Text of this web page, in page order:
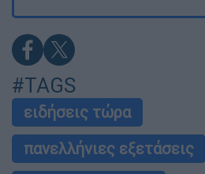
#TAGS
ειδήσεις τώρα
πανελλήνιες εξετάσεις